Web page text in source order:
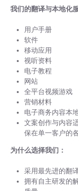
我们的翻译与本地化
用户手册
软件
移动应用
视听资料
电子教程
网站
全平台视频游戏
营销材料
电子商务内容本
文案创作与内容
保在单一客户的
为什么选择我们：
采用最先进的翻
拥有自主研发的